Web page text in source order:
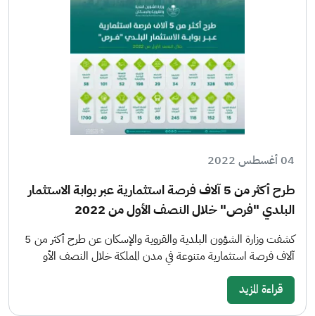
04 أغسطس 2022
طرح أكثر من 5 آلاف فرصة استثمارية عبر بوابة الاستثمار
البلدي "فرص" خلال النصف الأول من 2022
كشفت وزارة الشؤون البلدية والقروية والإسكان عن طرح أكثر من 5
آلاف فرصة استثمارية متنوعة في مدن المملكة خلال النصف الأو
قراءة المزيد